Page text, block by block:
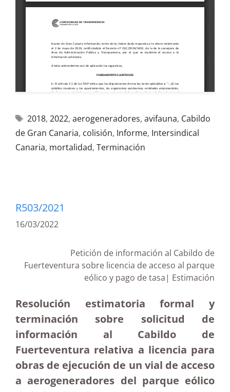
2018, 2022, aerogeneradores, avifauna, Cabildo
de Gran Canaria, colisión, Informe, Intersindical
Canaria, mortalidad, Terminación
R503/2021
16/03/2022
Petición de información al Cabildo de
Fuerteventura sobre licencia de acceso al parque
eólico y pago de tasa| Estimación
Resolución estimatoria formal y
terminación sobre solicitud de
información al Cabildo de
Fuerteventura relativa a licencia para
obras de ejecución de un vial de acceso
a aerogeneradores del parque eólico